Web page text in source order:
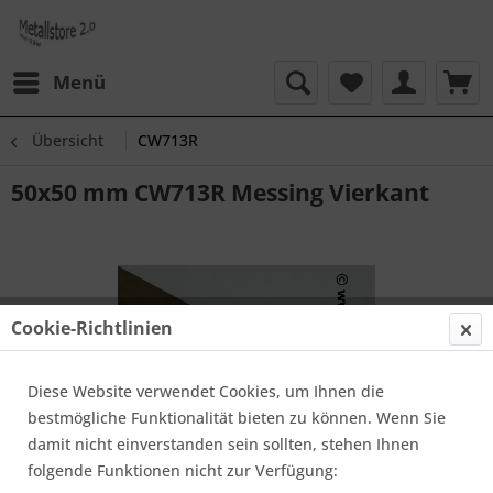
Menü
Übersicht CW713R
50x50 mm CW713R Messing Vierkant
Cookie-Richtlinien
Diese Website verwendet Cookies, um Ihnen die
bestmögliche Funktionalität bieten zu können. Wenn Sie
damit nicht einverstanden sein sollten, stehen Ihnen
folgende Funktionen nicht zur Verfügung: